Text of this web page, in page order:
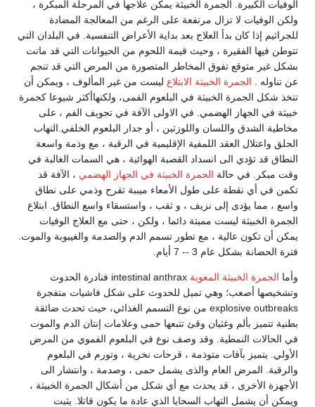
الوفيات الكبيرة. الجمرة الخبيثة يمكن علاجها في المرحلة المبكرة ،
ولكن الوفيات لا تزال مرتفعة على الرغم من المعالجة المضادة
للجراثيم إذا كان بدأ العلاج بعد بداية الأعراض التنفسية. في البلدان التي
تتوطن فيها الفقيرة ، وحيث قيمة اللحوم من الحيوانات التي قد ماتت
بشكل غير متوقع تفوق المخاطر المتصورة من المرض التي قد تنجم
عن تناوله . الجمرة الخبيثة الابتلاع ليست من غير المألوف ، ويمكن أن
تتخذ شكل الجمرة الخبيثة في البلعوم الفمى، ولكنهاأكثر شيوعا كجمرة
خبيثة في الجهاز الهضمي. في الاولى الآفة في تجويف الفم ، على
مخاطية الشدق واللسان واللوزتين ، أو جدار البلعوم الخلفي.التهاب
الحلق واعتلال العقد اللمفية الإقليمية في الرقبة ، مع وذمة واسعة
النطاق قد تؤدي الى انسداد القصبة الهوائية ، هي السمات الغالبة في
وقت مبكر. في حالة الجمرة الخبيثة في الجهاز الهضمي ، الآفة قد
تكمن في أي نقطة على طول الأمعاء ميببة تقرح وذمي على نطاق
واسع ، مما يؤدى إلى نزيف ، و ثقب ، واستسقاء واسع النطاق. ابتلاع
الجمرة الخبيثة ليست مميتة دائما ، ولكن ، حتى مع العلاج الوفيات
يمكن أن تكون عالية ، مع تطور تسمم الدم والصدمة والغيبوبة والموت.
فترة الحضانة بشكل عام 3 -- 7 أيام.
وأما الجمرة الخبيثة المعوية
intestinal anthrax فنادرة الحدوث
وتشخيصها أصعب؛ وهي تميل للحدوث على شكل فاشيات متفجرة
explosive outbreaks من نوع التسمم الغذائي، حيث تحدث ضائقة
بطنية تتميز بألم وغثيان وقئ تتبعها حمى وعلامات إنتان الدم والموت
في الحالات النمطية. وقد وصف نوع في البلعوم الفموي من المرض
الأولي. يتميز بآفات متوذمة ، قرحات نخرية ، وتورم في البلعوم
والرقبة. المرض العام والذى يشمل حمى ، وصدمة ، وانتشار الى
الأجهزة الأخرى ، قد يحدث مع أي شكل من أشكال الجمرة الخبيثة ،
ويمكن أن يشمل التهاب السحايا الذي عادة ما يكون قاتلا. يثبت